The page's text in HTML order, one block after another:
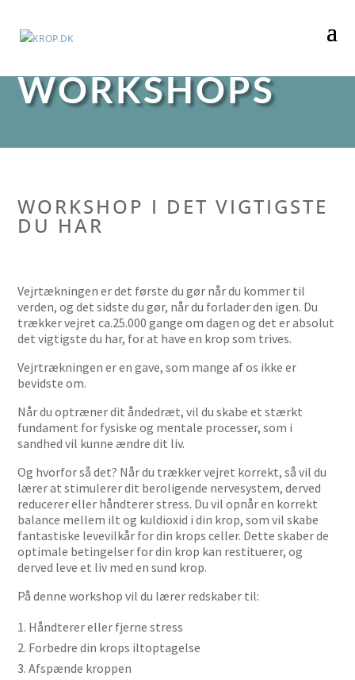
WORKSHOPS
WORKSHOP I DET VIGTIGSTE
DU HAR
Vejrtækningen er det første du gør når du kommer til
verden, og det sidste du gør, når du forlader den igen. Du
trækker vejret ca.25.000 gange om dagen og det er absolut
det vigtigste du har, for at have en krop som trives.
Vejrtrækningen er en gave, som mange af os ikke er
bevidste om.
Når du optræner dit åndedræt, vil du skabe et stærkt
fundament for fysiske og mentale processer, som i
sandhed vil kunne ændre dit liv.
Og hvorfor så det? Når du trækker vejret korrekt, så vil du
lærer at stimulerer dit beroligende nervesystem, derved
reducerer eller håndterer stress. Du vil opnår en korrekt
balance mellem ilt og kuldioxid i din krop, som vil skabe
fantastiske levevilkår for din krops celler. Dette skaber de
optimale betingelser for din krop kan restituerer, og
derved leve et liv med en sund krop.
På denne workshop vil du lærer redskaber til:
Håndterer eller fjerne stress
Forbedre din krops iltoptagelse
Afspænde kroppen